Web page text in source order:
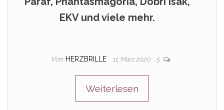
EKV und viele mehr.
Von HERZBRILLE 11. März 2020 5
Weiterlesen